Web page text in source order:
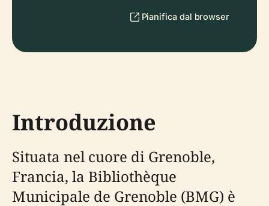
Pianifica dal browser
Introduzione
Situata nel cuore di Grenoble,
Francia, la Bibliothèque
Municipale de Grenoble (BMG) è